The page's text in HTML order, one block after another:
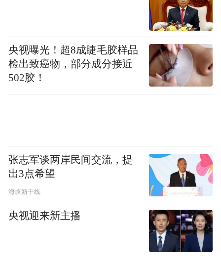
央视曝光！超8成睫毛胶样品
检出致癌物，部分成分接近
502胶！
张志军谈两岸民间交流，提
出3点希望
海峡新干线
央视迎来新主播